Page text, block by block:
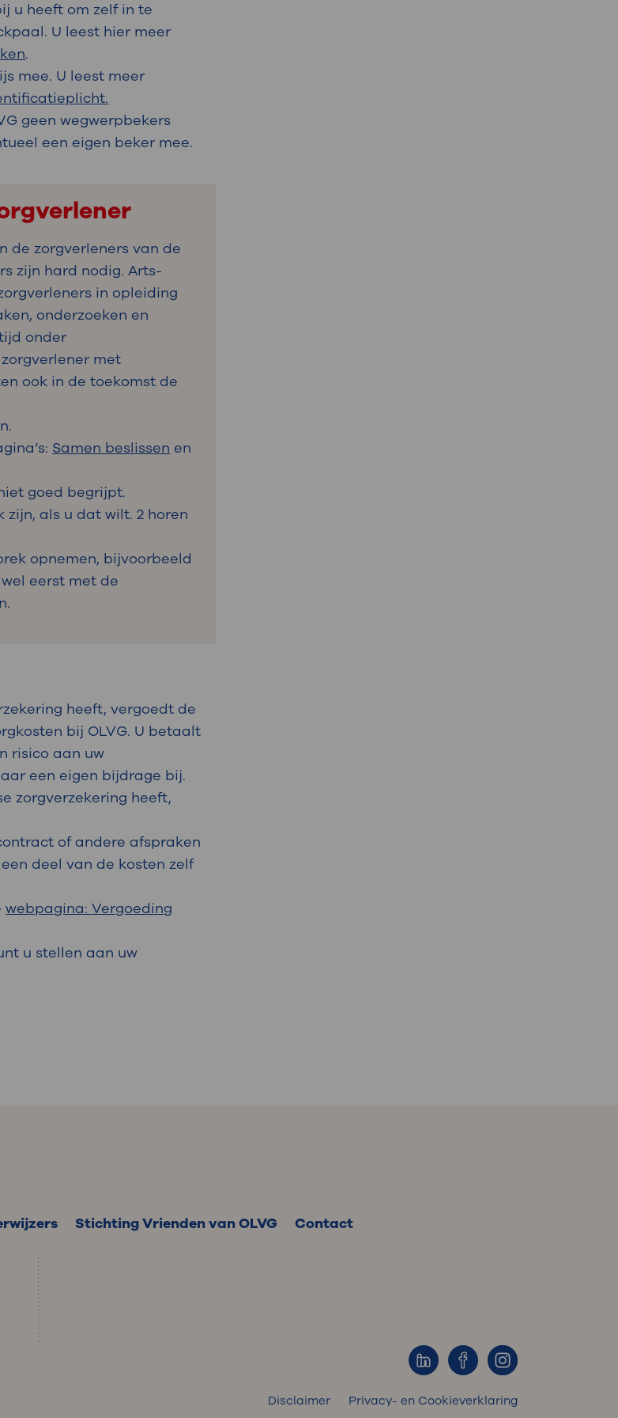
u heeft om zelf in te
U leest hier meer
.
mee. U leest meer
geen wegwerpbekers
een eigen beker mee.
de zorgverleners van de
zijn hard nodig. Arts-
in opleiding
onderzoeken en
onder
met
ook in de toekomst de
Samen beslissen en
goed begrijpt.
als u dat wilt. 2 horen
opnemen, bijvoorbeeld
eerst met de
heeft, vergoedt de
bij OLVG. U betaalt
risico aan uw
een eigen bijdrage bij.
zorgverzekering heeft,
of andere afspraken
deel van de kosten zelf
webpagina: Vergoeding
u stellen aan uw
Stichting Vrienden van OLVG Contact
Disclaimer
Privacy- en Cookieverklaring